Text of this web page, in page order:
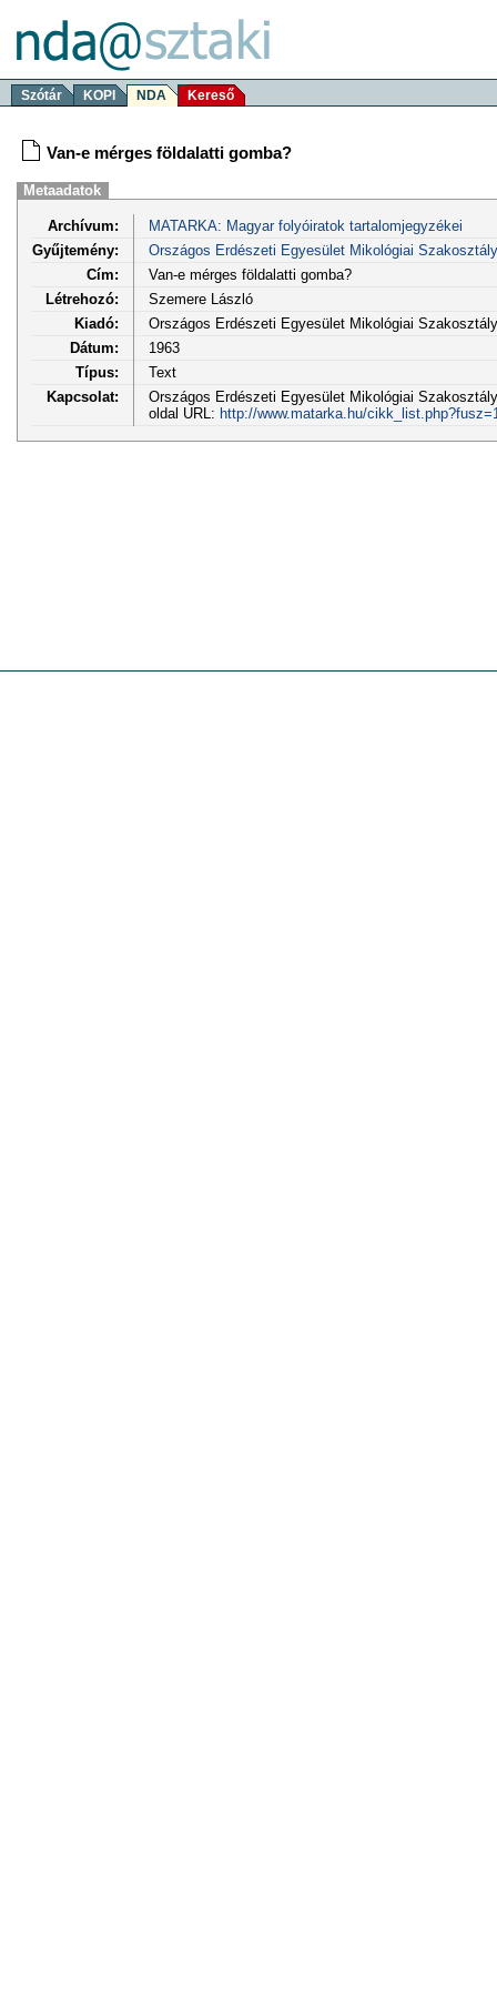
Szótár KOPI NDA Kereső
Van-e mérges földalatti gomba?
Metaadatok
Archívum:
MATARKA: Magyar folyóiratok tartalomjegyzékei
Gyűjtemény:
Országos Erdészeti Egyesület Mikológiai
Cím:
Van-e mérges földalatti gomba?
Létrehozó:
Szemere László
Kiadó:
Országos Erdészeti Egyesület Mikológiai
Dátum:
1963
Típus:
Text
Kapcsolat:
Országos Erdészeti Egyesület Mikológiai
oldal URL: http://www.matarka.hu/